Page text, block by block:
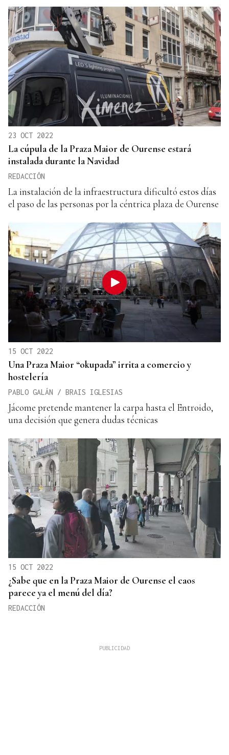
23 OCT 2022
La cúpula de la Praza Maior de Ourense estará
instalada durante la Navidad
REDACCIÓN
La instalación de la infraestructura dificultó estos días
el paso de las personas por la céntrica plaza de Ourense
15 OCT 2022
Una Praza Maior “okupada” irrita a comercio y
hostelería
PABLO GALÁN / BRAIS IGLESIAS
Jácome pretende mantener la carpa hasta el Entroido,
una decisión que genera dudas técnicas
15 OCT 2022
¿Sabe que en la Praza Maior de Ourense el caos
parece ya el menú del día?
REDACCIÓN